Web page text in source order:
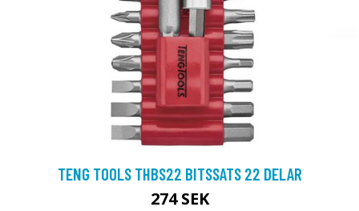
TENG TOOLS THBS22 BITSSATS 22 DELAR
274 SEK